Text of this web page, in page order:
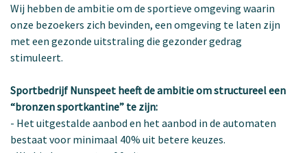
Wij hebben de ambitie om de sportieve omgeving waarin
onze bezoekers zich bevinden, een omgeving te laten zijn
met een gezonde uitstraling die gezonder gedrag
stimuleert.
Sportbedrijf Nunspeet heeft de ambitie om structureel een
“bronzen sportkantine” te zijn:
- Het uitgestalde aanbod en het aanbod in de automaten
bestaat voor minimaal 40% uit betere keuzes.